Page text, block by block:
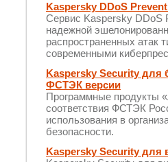
Kaspersky DDoS
Сервис Kaspersky DDoS
надежной
распространенных атак
современными
Kaspersky Security для
ФСТЭК версии
Программные продукты
соответствия ФСТЭК
использования в
безопасности.
Kaspersky Security для